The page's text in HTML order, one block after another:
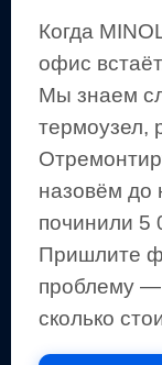
Когда
офис
Мы знаем
термоузел,
назовём до
починили 5
Пришлите
проблему —
сколько